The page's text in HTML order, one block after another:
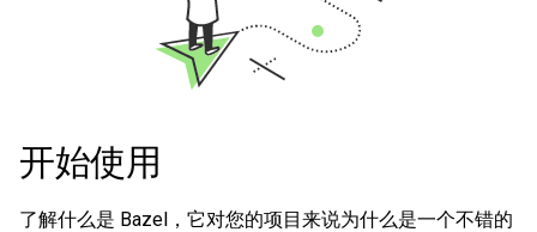
开始使用
了解什么是 Bazel，它对您的项目来说为什么是一个不错的